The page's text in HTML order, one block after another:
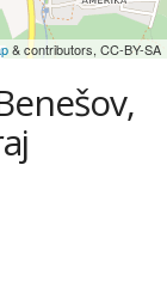
& contributors, CC-BY-SA